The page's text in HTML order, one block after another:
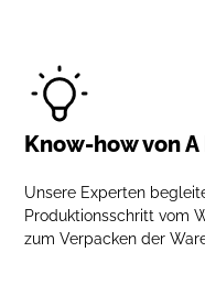
Know-how von A
Unsere Experten
Produktionsschritt vom
zum Verpacken der